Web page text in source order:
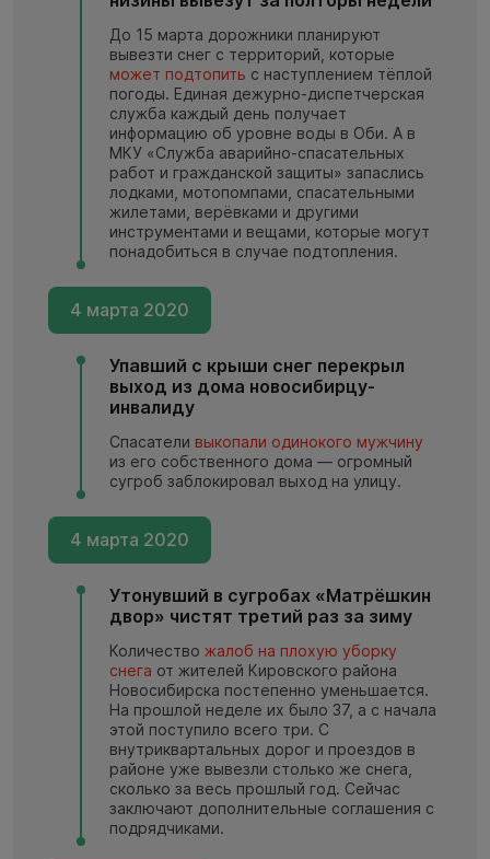
До 15 марта дорожники планируют
вывезти снег с территорий, которые
может подтопить с наступлением тёплой
погоды. Единая дежурно-диспетчерская
служба каждый день получает
информацию об уровне воды в Оби. А в
МКУ «Служба аварийно-спасательных
работ и гражданской защиты» запаслись
лодками, мотопомпами, спасательными
жилетами, верёвками и другими
инструментами и вещами, которые могут
понадобиться в случае подтопления.
4 марта 2020
Упавший с крыши снег перекрыл
выход из дома новосибирцу-
инвалиду
Спасатели выкопали одинокого мужчину
из его собственного дома — огромный
сугроб заблокировал выход на улицу.
4 марта 2020
Утонувший в сугробах «Матрёшкин
двор» чистят третий раз за зиму
Количество жалоб на плохую уборку
снега от жителей Кировского района
Новосибирска постепенно уменьшается.
На прошлой неделе их было 37, а с начала
этой поступило всего три. С
внутриквартальных дорог и проездов в
районе уже вывезли столько же снега,
сколько за весь прошлый год. Сейчас
заключают дополнительные соглашения с
подрядчиками.